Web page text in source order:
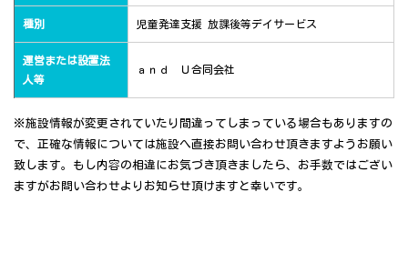
種別 児童発達支援 放課後等デイサービス
運営または設置法
人等
ａｎｄ Ｕ合同会社
※施設情報が変更されていたり間違ってしまっている場合もありますの
で、正確な情報については施設へ直接お問い合わせ頂きますようお願い
致します。もし内容の相違にお気づき頂きましたら、お手数ではござい
ますがお問い合わせよりお知らせ頂けますと幸いです。